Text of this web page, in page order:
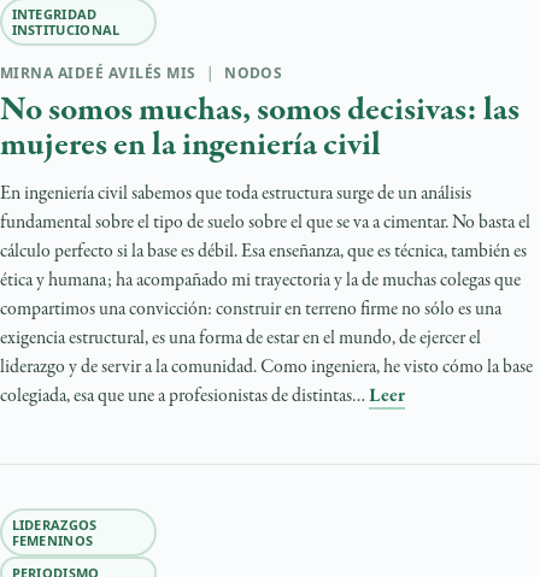
INTEGRIDAD
INSTITUCIONAL
MIRNA AIDEÉ AVILÉS MIS | NODOS
No somos muchas, somos decisivas: las
mujeres en la ingeniería civil
En ingeniería civil sabemos que toda estructura surge de un análisis
fundamental sobre el tipo de suelo sobre el que se va a cimentar. No basta el
cálculo perfecto si la base es débil. Esa enseñanza, que es técnica, también es
ética y humana; ha acompañado mi trayectoria y la de muchas colegas que
compartimos una convicción: construir en terreno firme no sólo es una
exigencia estructural, es una forma de estar en el mundo, de ejercer el
liderazgo y de servir a la comunidad. Como ingeniera, he visto cómo la base
colegiada, esa que une a profesionistas de distintas… Leer
LIDERAZGOS
FEMENINOS
PERIODISMO